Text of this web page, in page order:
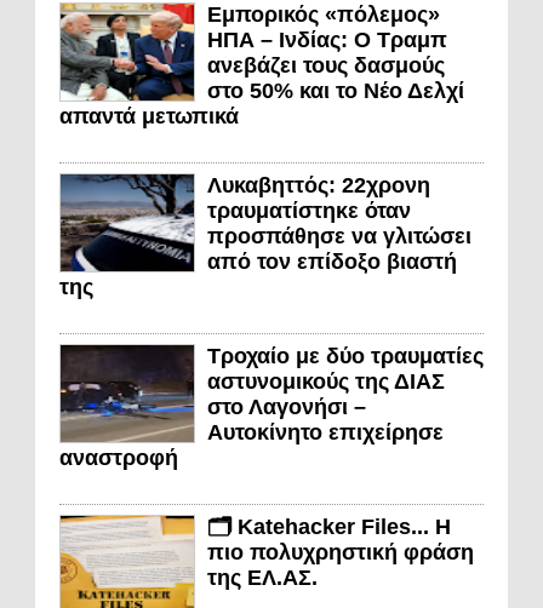
Εμπορικός «πόλεμος»
ΗΠΑ – Ινδίας: Ο Τραμπ
ανεβάζει τους δασμούς
στο 50% και το Νέο Δελχί
απαντά μετωπικά
Λυκαβηττός: 22χρονη
τραυματίστηκε όταν
προσπάθησε να γλιτώσει
από τον επίδοξο βιαστή
της
Τροχαίο με δύο τραυματίες
αστυνομικούς της ΔΙΑΣ
στο Λαγονήσι –
Αυτοκίνητο επιχείρησε
αναστροφή
🗂️ Katehacker Files... Η
πιο πολυχρηστική φράση
της ΕΛ.ΑΣ.